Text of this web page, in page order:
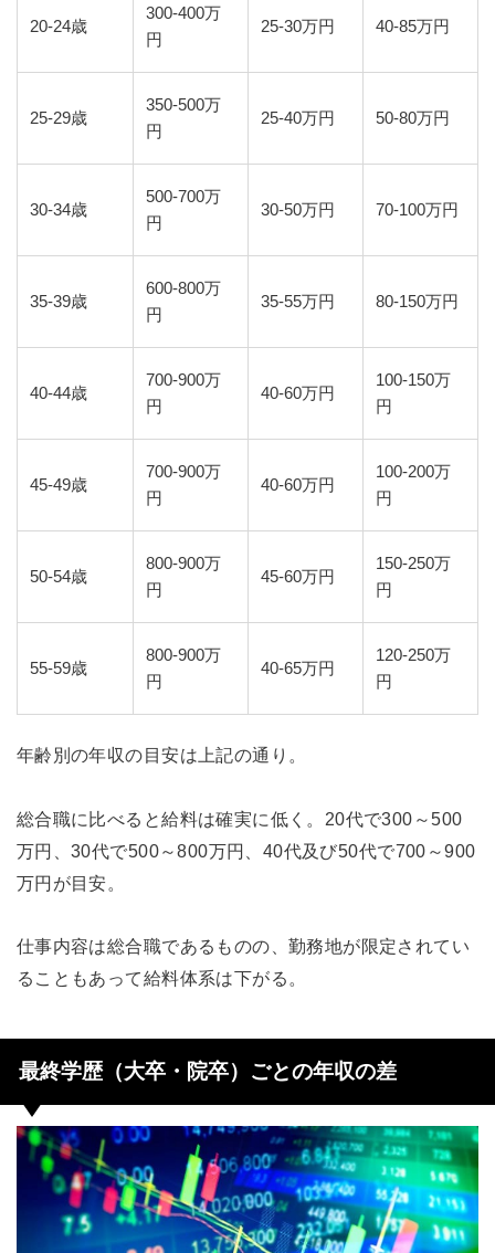
20-24歳
300-400万
円
25-30万円 40-85万円
25-29歳
350-500万
円
25-40万円 50-80万円
30-34歳
500-700万
円
30-50万円 70-100万円
35-39歳
600-800万
円
35-55万円 80-150万円
40-44歳
700-900万
円
40-60万円
100-150万
円
45-49歳
700-900万
円
40-60万円
100-200万
円
50-54歳
800-900万
円
45-60万円
150-250万
円
55-59歳
800-900万
円
40-65万円
120-250万
円
年齢別の年収の目安は上記の通り。
総合職に比べると給料は確実に低く。20代で300～500
万円、30代で500～800万円、40代及び50代で700～900
万円が目安。
仕事内容は総合職であるものの、勤務地が限定されてい
ることもあって給料体系は下がる。
最終学歴（大卒・院卒）ごとの年収の差